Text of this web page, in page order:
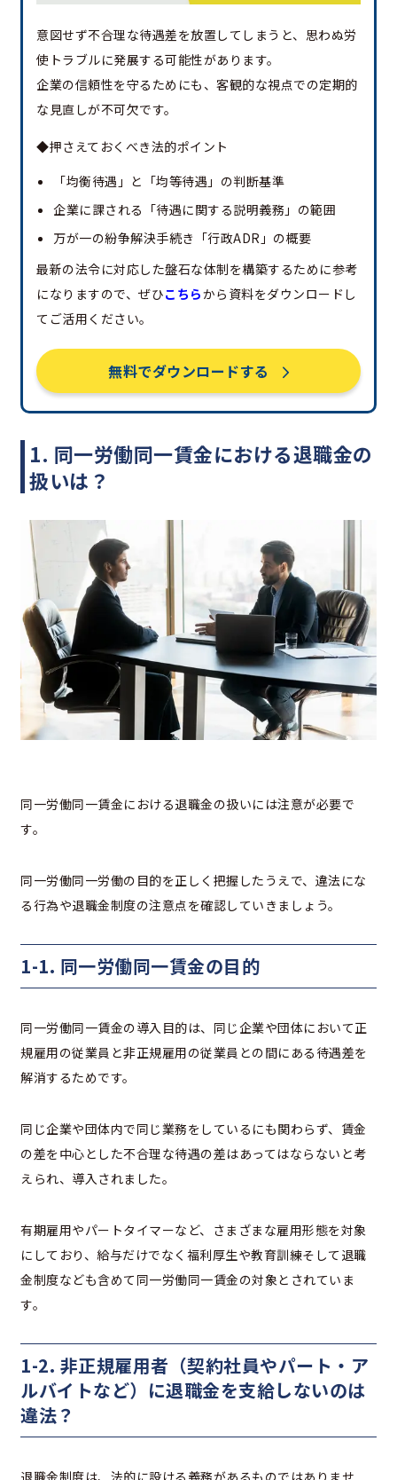
意図せず不合理な待遇差を放置してしまうと、思わぬ労
使トラブルに発展する可能性があります。
企業の信頼性を守るためにも、客観的な視点での定期的
な見直しが不可欠です。
◆押さえておくべき法的ポイント
「均衡待遇」と「均等待遇」の判断基準
企業に課される「待遇に関する説明義務」の範囲
万が一の紛争解決手続き「行政ADR」の概要
最新の法令に対応した盤石な体制を構築するために参考
になりますので、ぜひこちらから資料をダウンロードし
てご活用ください。
無料でダウンロードする
1. 同一労働同一賃金における退職金の
扱いは？
同一労働同一賃金における退職金の扱いには注意が必要で
す。
同一労働同一労働の目的を正しく把握したうえで、違法にな
る行為や退職金制度の注意点を確認していきましょう。
1-1. 同一労働同一賃金の目的
同一労働同一賃金の導入目的は、同じ企業や団体において正
規雇用の従業員と非正規雇用の従業員との間にある待遇差を
解消するためです。
同じ企業や団体内で同じ業務をしているにも関わらず、賃金
の差を中心とした不合理な待遇の差はあってはならないと考
えられ、導入されました。
有期雇用やパートタイマーなど、さまざまな雇用形態を対象
にしており、給与だけでなく福利厚生や教育訓練そして退職
金制度なども含めて同一労働同一賃金の対象とされていま
す。
1-2. 非正規雇用者（契約社員やパート・ア
ルバイトなど）に退職金を支給しないのは
違法？